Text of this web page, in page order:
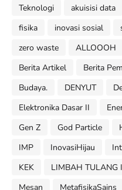
Teknologi
akuisisi data
fisika
inovasi sosial
zero waste
ALLOOOH
Berita Artikel
Berita
Budaya.
DENYUT
Elektronika Dasar II
Gen Z
God Particle
IMP
InovasiHijau
KEK
LIMBAH TULANG
Mesan
MetafisikaSains